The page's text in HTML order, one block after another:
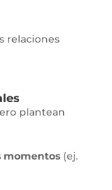
relaciones
plantean
momentos(ej.